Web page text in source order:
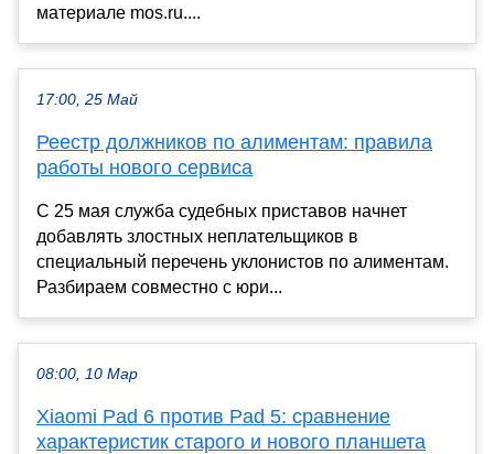
материале mos.ru....
17:00, 25 Май
Реестр должников по алиментам: правила
работы нового сервиса
С 25 мая служба судебных приставов начнет
добавлять злостных неплательщиков в
специальный перечень уклонистов по алиментам.
Разбираем совместно с юри...
08:00, 10 Мар
Xiaomi Pad 6 против Pad 5: сравнение
характеристик старого и нового планшета